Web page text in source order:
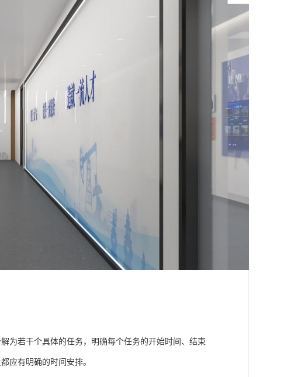
为若干个具体的任务，明确每个任务的开始时间、结束
应有明确的时间安排。